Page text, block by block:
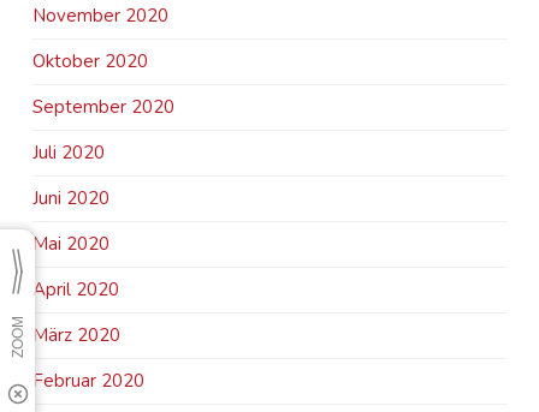
November 2020
Oktober 2020
September 2020
Juli 2020
Juni 2020
Mai 2020
April 2020
März 2020
Februar 2020